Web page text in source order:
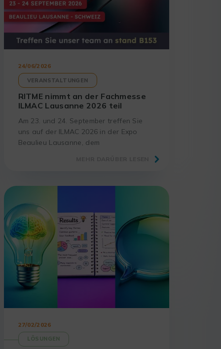
24/06/2026
VERANSTALTUNGEN
RITME nimmt an der Fachmesse
ILMAC Lausanne 2026 teil
Am 23. und 24. September treffen Sie
uns auf der ILMAC 2026 in der Expo
Beaulieu Lausanne, dem
27/02/2026
LÖSUNGEN